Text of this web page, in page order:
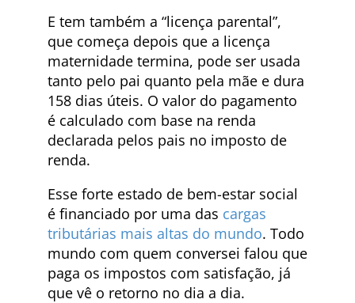
E tem também a “licença parental”,
que começa depois que a licença
maternidade termina, pode ser usada
tanto pelo pai quanto pela mãe e dura
158 dias úteis. O valor do pagamento
é calculado com base na renda
declarada pelos pais no imposto de
renda.
Esse forte estado de bem-estar social
é financiado por uma das cargas
tributárias mais altas do mundo. Todo
mundo com quem conversei falou que
paga os impostos com satisfação, já
que vê o retorno no dia a dia.